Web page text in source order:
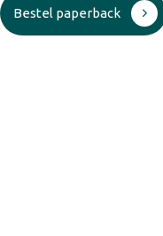
Bestel paperback